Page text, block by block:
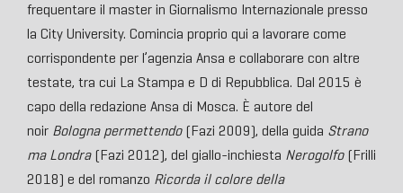
frequentare il master in Giornalismo Internazionale presso
la City University. Comincia proprio qui a lavorare come
corrispondente per l’agenzia Ansa e collaborare con altre
testate, tra cui La Stampa e D di Repubblica. Dal 2015 è
capo della redazione Ansa di Mosca. È autore del
noir Bologna permettendo(Fazi 2009), della guida Strano
ma Londra(Fazi 2012), del giallo-inchiesta Nerogolfo(Frilli
2018) e del romanzo Ricorda il colore della